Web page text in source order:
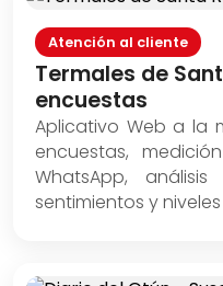
Atención al cliente
Termales de
encuestas
Aplicativo Web a la
encuestas,
WhatsApp,
sentimientos y